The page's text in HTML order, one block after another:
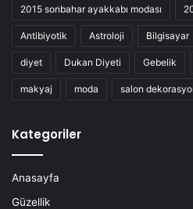
2015 sonbahar ayakkabı modası
Antibiyotik Astroloji Bilgisayar
diyet Dukan Diyeti Gebelik
makyaj moda salon
Kategoriler
Anasayfa
Güzellik